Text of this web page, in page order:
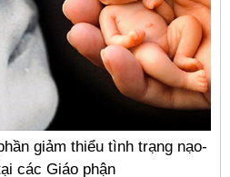
giảm thiểu tình trạng nạo-
các Giáo phận